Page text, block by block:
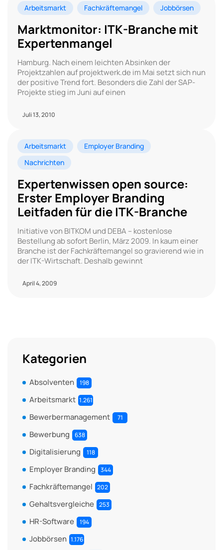
Arbeitsmarkt Fachkräftemangel Jobbörsen
Marktmonitor: ITK-Branche mit
Expertenmangel
Hamburg. Nach einem leichten Absinken der
Projektzahlen auf projektwerk.de im Mai setzt sich nun
der positive Trend fort. Besonders die Zahl der SAP-
Projekte stieg im Juni auf einen
Juli 13, 2010
Arbeitsmarkt
Employer Branding
Nachrichten
Expertenwissen open source:
Erster Employer Branding
Leitfaden für die ITK-Branche
Initiative von BITKOM und DEBA – kostenlose
Bestellung ab sofort Berlin, März 2009. In kaum einer
Branche ist der Fachkräftemangel so gravierend wie in
der ITK-Wirtschaft. Deshalb gewinnt
April 4, 2009
Kategorien
Absolventen 198
Arbeitsmarkt 1.261
Bewerbermanagement 71
Bewerbung 638
Digitalisierung 118
Employer Branding 344
Fachkräftemangel 202
Gehaltsvergleiche 253
HR-Software 194
Jobbörsen 1.176